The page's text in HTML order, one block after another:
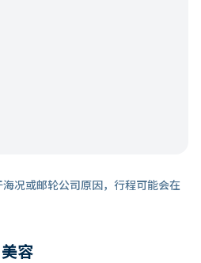
况或邮轮公司原因，行程可能会在
容